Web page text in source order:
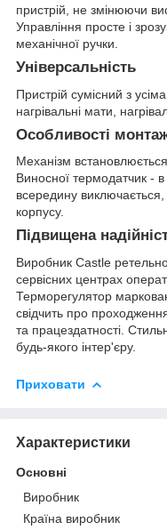
пристрій, не змінюючи
Управління просте і
механічної ручки.
Універсальність
Пристрій сумісний з
нагрівальні мати,
Особливості
Механізм
Виносної термодатчик -
всередину
корпусу.
Підвищена
Виробник Castle ретельно
сервісних центрах
Терморегулятор
свідчить про
та працездатності.
будь-якого інтер'єру.
Приховати
Характеристики
Основні
Виробник
Країна виробник